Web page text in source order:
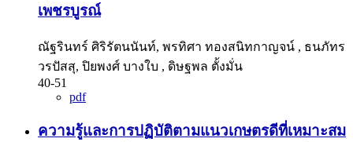
เพชรบูรณ์
ณัฐรินทร์ ศิริรัตนนันท์, พรทิศา ทองสนิทกาญจน์ , ธนภัทร
วรปัสสุ, ปิยพงศ์ บางใบ , ดิษฐพล ตั้งมั่น
40-51
pdf
ความรู้และการปฏิบัติตามแนวเกษตรดีที่เหมาะสม